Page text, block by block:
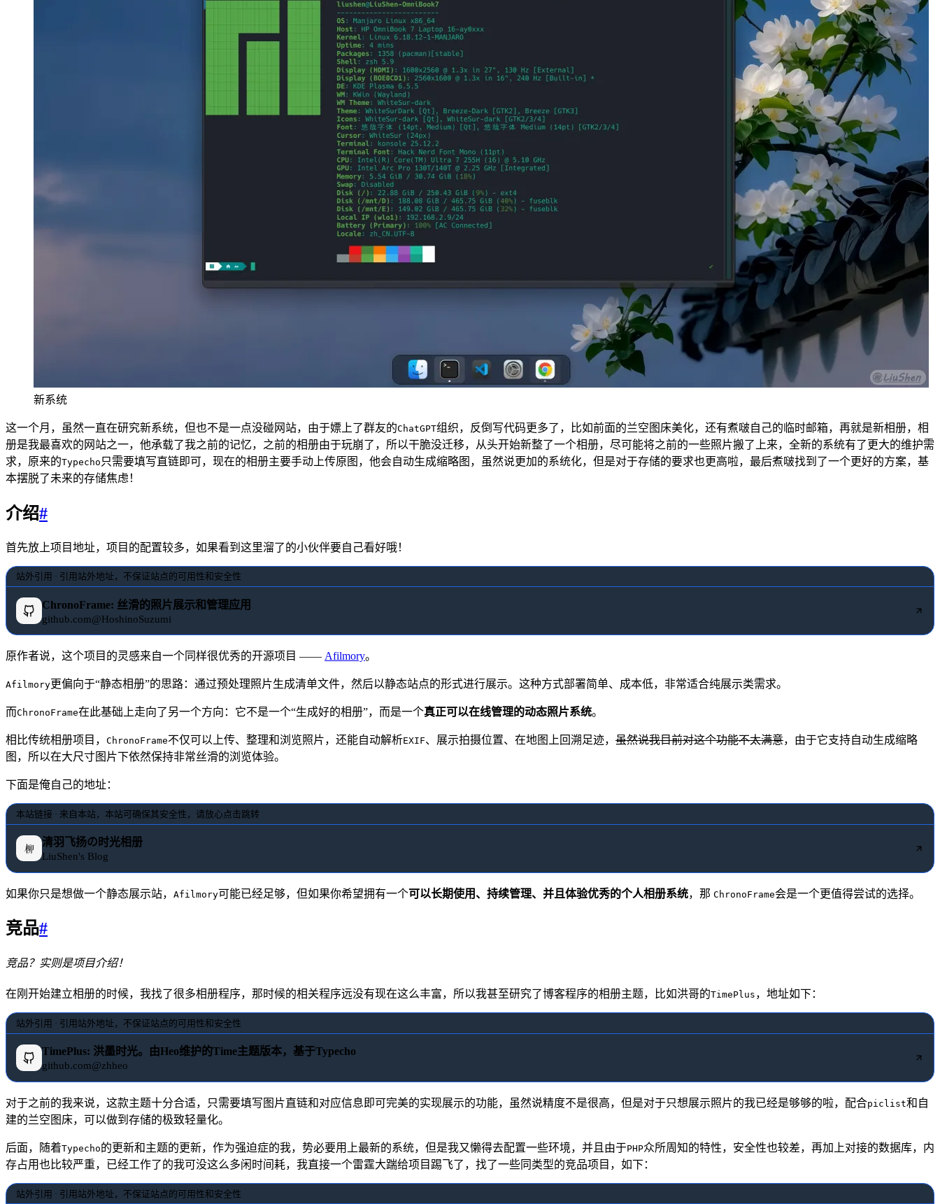
新系统
这一个月，虽然一直在研究新系统，但也不是一点没碰网站，由于嫖上了群友的ChatGPT组织，反倒写代码更多了，比如前面的兰空图床美化，还有煮啵自己的临时邮箱，再就是新相册，相
册是我最喜欢的网站之一，他承载了我之前的记忆，之前的相册由于玩崩了，所以干脆没迁移，从头开始新整了一个相册，尽可能将之前的一些照片搬了上来，全新的系统有了更大的维护需
求，原来的Typecho 只需要填写直链即可，现在的相册主要手动上传原图，他会自动生成缩略图，虽然说更加的系统化，但是对于存储的要求也更高啦，最后煮啵找到了一个更好的方案，基
本摆脱了未来的存储焦虑！
介绍#
首先放上项目地址，项目的配置较多，如果看到这里溜了的小伙伴要自己看好哦！
站外引用 · 引用站外地址，不保证站点的可用性和安全性
ChronoFrame: 丝滑的照片展示和管理应用
github.com@HoshinoSuzumi
原作者说，这个项目的灵感来自一个同样很优秀的开源项目 —— Afilmory。
Afilmory更偏向于“静态相册”的思路：通过预处理照片生成清单文件，然后以静态站点的形式进行展示。这种方式部署简单、成本低，非常适合纯展示类需求。
而ChronoFrame在此基础上走向了另一个方向：它不是一个“生成好的相册”，而是一个真正可以在线管理的动态照片系统。
相比传统相册项目， ChronoFrame不仅可以上传、整理和浏览照片，还能自动解析EXIF、展示拍摄位置、在地图上回溯足迹， 虽然说我目前对这个功能不太满意，由于它支持自动生成缩略
图，所以在大尺寸图片下依然保持非常丝滑的浏览体验。
下面是俺自己的地址：
本站链接 · 来自本站，本站可确保其安全性，请放心点击跳转
清羽飞扬の时光相册
LiuShen's Blog
如果你只是想做一个静态展示站， Afilmory可能已经足够，但如果你希望拥有一个可以长期使用、持续管理、并且体验优秀的个人相册系统，那 ChronoFrame会是一个更值得尝试的选择。
竞品#
竞品？实则是项目介绍！
在刚开始建立相册的时候，我找了很多相册程序，那时候的相关程序远没有现在这么丰富，所以我甚至研究了博客程序的相册主题，比如洪哥的TimePlus ，地址如下：
站外引用 · 引用站外地址，不保证站点的可用性和安全性
TimePlus: 洪墨时光。由Heo维护的Time主题版本，基于Typecho
github.com@zhheo
对于之前的我来说，这款主题十分合适，只需要填写图片直链和对应信息即可完美的实现展示的功能，虽然说精度不是很高，但是对于只想展示照片的我已经是够够的啦，配合piclist和自
建的兰空图床，可以做到存储的极致轻量化。
后面，随着Typecho的更新和主题的更新，作为强迫症的我，势必要用上最新的系统，但是我又懒得去配置一些环境，并且由于PHP众所周知的特性，安全性也较差，再加上对接的数据库，内
存占用也比较严重，已经工作了的我可没这么多闲时间耗，我直接一个雷霆大踹给项目踢飞了，找了一些同类型的竞品项目，如下：
站外引用 · 引用站外地址，不保证站点的可用性和安全性